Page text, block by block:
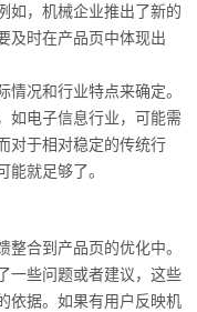
如，机械企业推出了新的
及时在产品页中体现出
况和行业特点来确定。
如电子信息行业，可能需
对于相对稳定的传统行
能就足够了。
合到产品页的优化中。
一些问题或者建议，这些
依据。如果有用户反映机